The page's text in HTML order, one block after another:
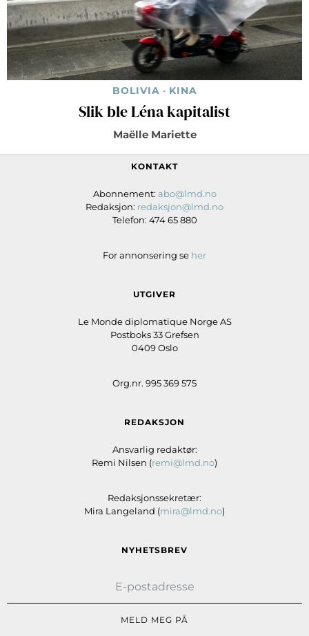
BOLIVIA · KINA
Slik ble Léna kapitalist
Maëlle Mariette
KONTAKT
Abonnement: abo@lmd.no
Redaksjon: redaksjon@lmd.no
Telefon: 474 65 880
For annonsering se her
UTGIVER
Le Monde diplomatique Norge AS
Postboks 33 Grefsen
0409 Oslo
Org.nr. 995 369 575
REDAKSJON
Ansvarlig redaktør:
Remi Nilsen (remi@lmd.no)
Redaksjonssekretær:
Mira Langeland (mira@lmd.no)
NYHETSBREV
MELD MEG PÅ